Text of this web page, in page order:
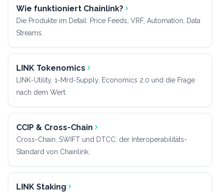
Wie funktioniert Chainlink?
Die Produkte im Detail: Price Feeds, VRF, Automation, Data
Streams.
LINK Tokenomics
LINK-Utility, 1-Mrd-Supply, Economics 2.0 und die Frage
nach dem Wert.
CCIP & Cross-Chain
Cross-Chain, SWIFT und DTCC: der Interoperabilitäts-
Standard von Chainlink.
LINK Staking